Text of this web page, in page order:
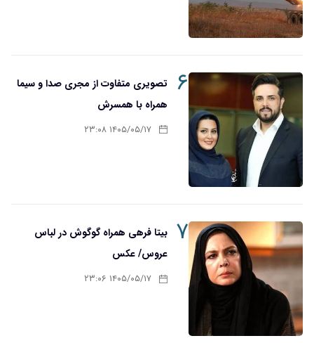
۶
تصویری متفاوت از مجری صدا و سیما
همراه با همسرش
۱۴۰۵/۰۵/۱۷ ۲۳:۰۸
۷ بیتا فرهی همراه گوگوش در لباس
عروس/ عکس
۱۴۰۵/۰۵/۱۷ ۲۳:۰۶